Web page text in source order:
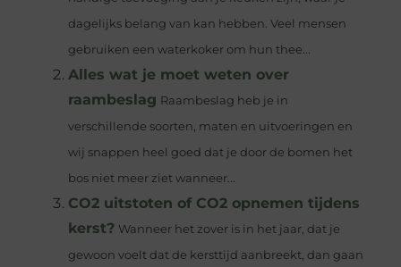
dagelijks belang van kan hebben. Veel mensen
gebruiken een waterkoker om hun thee...
Alles wat je moet weten over
raambeslag Raambeslag heb je in
verschillende soorten, maten en uitvoeringen en
wij snappen heel goed dat je door de bomen het
bos niet meer ziet wanneer...
CO2 uitstoten of CO2 opnemen tijdens
kerst? Wanneer het zover is in het jaar, dat je
gewoon voelt dat de kersttijd aanbreekt, dan gaan